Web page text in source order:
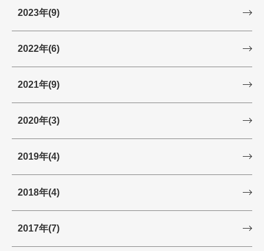
2023年(9)
2022年(6)
2021年(9)
2020年(3)
2019年(4)
2018年(4)
2017年(7)